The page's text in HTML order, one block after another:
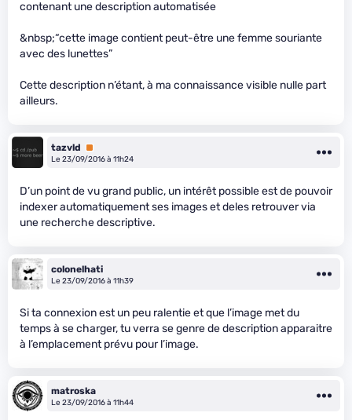
contenant une description automatisée
&nbsp;“cette image contient peut-être une femme souriante
avec des lunettes”
Cette description n’étant, à ma connaissance visible nulle part
ailleurs.
tazvld
Premium
Le 23/09/2016 à 11h24
D’un point de vu grand public, un intérêt possible est de pouvoir
indexer automatiquement ses images et deles retrouver via
une recherche descriptive.
colonelhati
Le 23/09/2016 à 11h39
Si ta connexion est un peu ralentie et que l’image met du
temps à se charger, tu verra se genre de description apparaitre
à l’emplacement prévu pour l’image.
matroska
Le 23/09/2016 à 11h44